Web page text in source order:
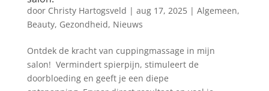
door Christy Hartogsveld | aug 17, 2025| Algemeen,
Beauty, Gezondheid, Nieuws
Ontdek de kracht van cuppingmassage in mijn
salon! Vermindert spierpijn, stimuleert de
doorbloeding en geeft je een diepe